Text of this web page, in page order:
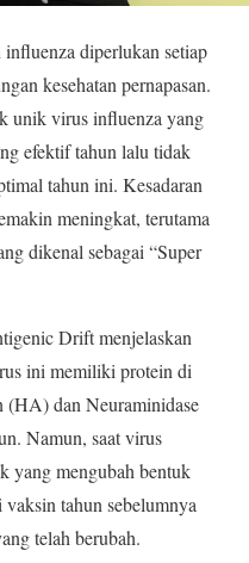
diperlukan setiap
kesehatan pernapasan.
unik virus influenza yang
efektif tahun lalu tidak
tahun ini. Kesadaran
meningkat, terutama
dikenal sebagai “Super
Drift menjelaskan
ini memiliki protein di
(HA) dan Neuraminidase
Namun, saat virus
yang mengubah bentuk
tahun sebelumnya
telah berubah.